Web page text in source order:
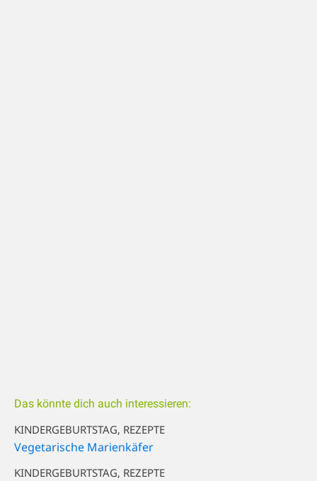
Das könnte dich auch interessieren:
KINDERGEBURTSTAG, REZEPTE
Vegetarische Marienkäfer
KINDERGEBURTSTAG, REZEPTE